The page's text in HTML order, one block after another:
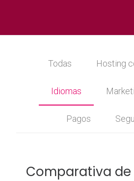
Todas Hosting
Idiomas
Pagos
Comparativa de